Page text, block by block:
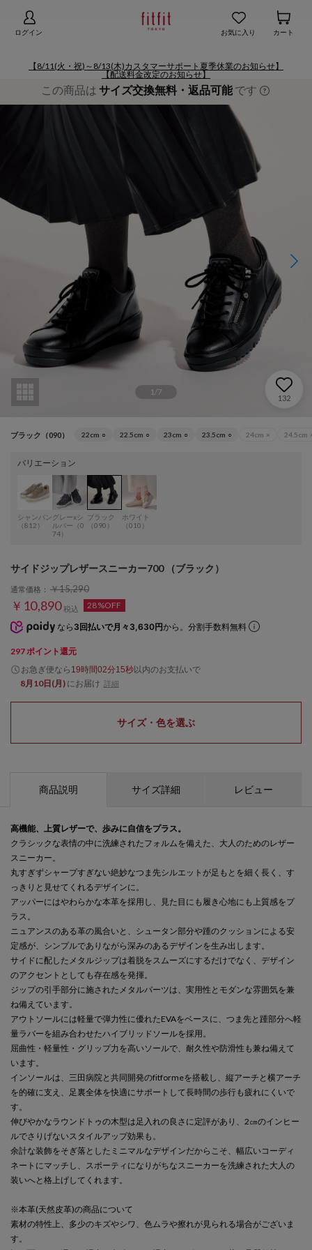
ログイン お気に入り カート
【8/11(火・祝)～8/13(木)カスタマーサポート夏季休業のお知らせ】
【配送料金改定のお知らせ】
この商品は サイズ交換無料・返品可能です
1/7
132
ブラック（090） 22cm ○ 22.5cm ○ 23cm ○ 23.5cm ○ 24cm × 24.5cm
バリエーション
シャンパン
（812）
グレーxシ
ルバー（0
74）
ブラック
（090）
ホワイト
（010）
サイドジップレザースニーカー700 （ブラック）
通常価格： ￥15,290
￥10,890税込 28%OFF
なら 3回払いで月々3,630円から。分割手数料無料
297 ポイント還元
お急ぎ便なら 19時間02分14秒以内のお支払いで
8月10日(月) にお届け 詳細
サイズ・色を選ぶ
商品説明 サイズ詳細 レビュー
高機能、上質レザーで、歩みに自信をプラス。
クラシックな表情の中に洗練されたフォルムを備えた、大人のためのレザー
スニーカー。
丸すぎずシャープすぎない絶妙なつま先シルエットが足もとを細く長く、す
っきりと見せてくれるデザインに。
アッパーにはやわらかな本革を採用し、見た目にも履き心地にも上質感をプ
ラス。
ニュアンスのある革の風合いと、シュータン部分や踵のクッションによる安
定感が、シンプルでありながら深みのあるデザインを生み出します。
サイドに配したメタルジップは着脱をスムーズにするだけでなく、デザイン
のアクセントとしても存在感を発揮。
ジップの引手部分に施されたメタルパーツは、実用性とモダンな雰囲気を兼
ね備えています。
アウトソールには軽量で弾力性に優れたEVAをベースに、つま先と踵部分へ軽
量ラバーを組み合わせたハイブリッドソールを採用。
屈曲性・軽量性・グリップ力を高いソールで、耐久性や防滑性も兼ね備えて
います。
インソールは、三田病院と共同開発のfitformeを搭載し、縦アーチと横アーチ
を的確に支え、足裏全体を快適にサポートして長時間の歩行も疲れにくいで
す。
伸びやかなラウンドトゥの木型は足入れの良さに定評があり、2㎝のインヒー
ルでさりげないスタイルアップ効果も。
余計な装飾をそぎ落としたミニマルなデザインだからこそ、幅広いコーディ
ネートにマッチし、スポーティになりがちなスニーカーを洗練された大人の
装いへと格上げしてくれます。
※本革(天然皮革)の商品について
素材の特性上、多少のキズやシワ、色ムラや擦れが見られる場合がございま
す。